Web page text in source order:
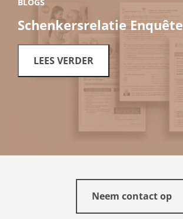
Schenkersrelatie Enquête
LEES VERDER
Neem contact op